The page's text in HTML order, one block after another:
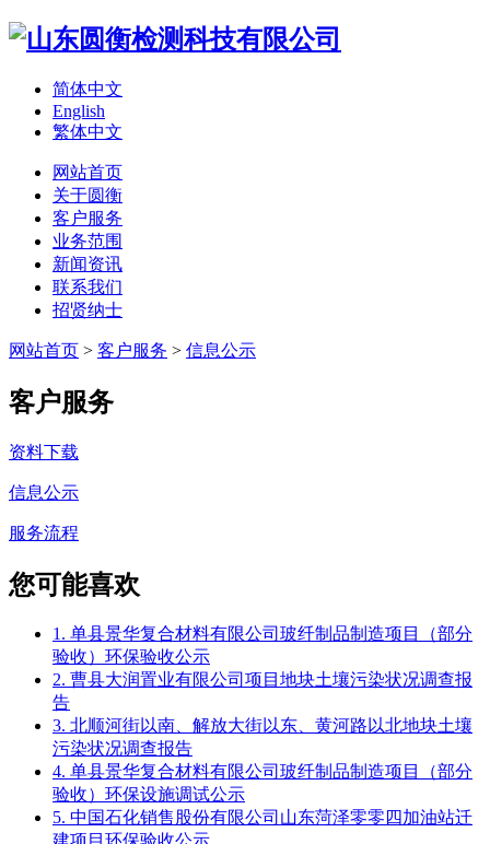
简体中文
English
繁体中文
网站首页
关于圆衡
客户服务
业务范围
新闻资讯
联系我们
招贤纳士
网站首页 > 客户服务 > 信息公示
客户服务
资料下载
信息公示
服务流程
您可能喜欢
1. 单县景华复合材料有限公司玻纤制品制造项目（部分
验收）环保验收公示
2. 曹县大润置业有限公司项目地块土壤污染状况调查报
告
3. 北顺河街以南、解放大街以东、黄河路以北地块土壤
污染状况调查报告
4. 单县景华复合材料有限公司玻纤制品制造项目（部分
验收）环保设施调试公示
5. 中国石化销售股份有限公司山东菏泽零零四加油站迁